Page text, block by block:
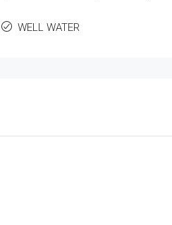
WELL WATER